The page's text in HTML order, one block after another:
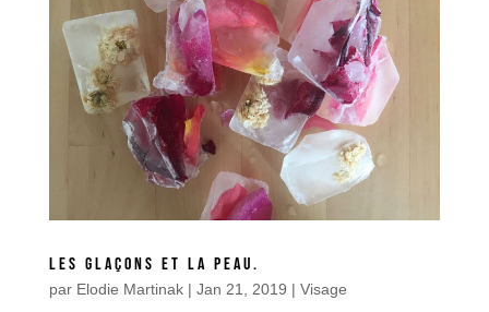
LES GLAÇONS ET LA PEAU.
par Elodie Martinak| Jan 21, 2019 | Visage